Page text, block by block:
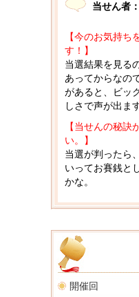
当せん者：
【今のお気持ち
す！】
当選結果を見る
あってからなの
があると、ビッ
しさで声が出ま
【当せんの秘訣
い。】
当選が判ったら
いってお賽銭と
かな。
開催回